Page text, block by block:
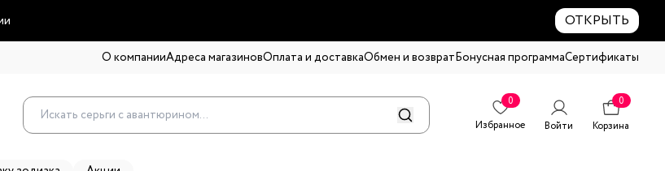
ОТКРЫТЬ
О компанииАдреса магазиновОплата и доставкаОбмен и возвратБонусная программаСертификаты
0
Избранное
Войти
0
Корзина